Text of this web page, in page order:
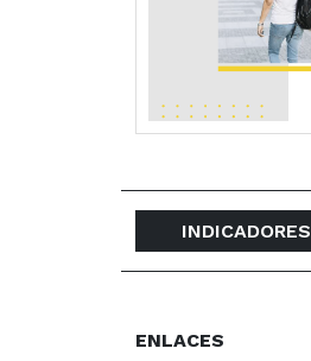
INDICADORES
ENLACES